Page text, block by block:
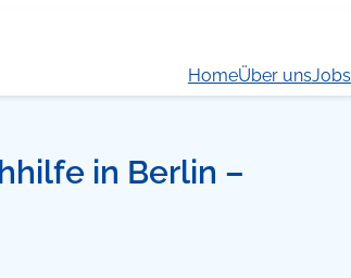
HomeÜber unsJobs
in Berlin –